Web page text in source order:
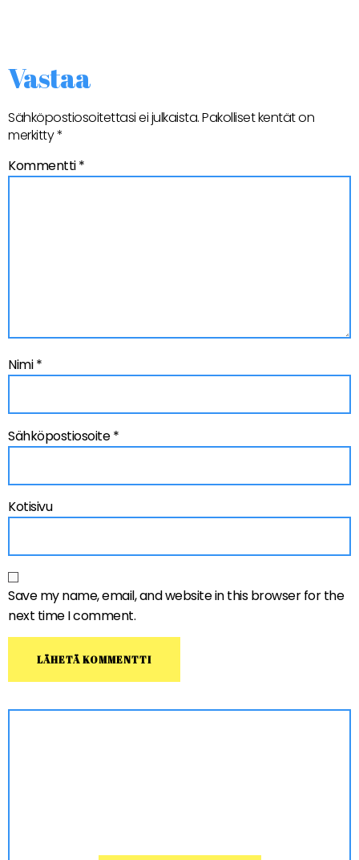
Vastaa
Sähköpostiosoitettasi ei julkaista.Pakolliset kentät on
merkitty*
Kommentti*
Nimi*
Sähköpostiosoite*
Kotisivu
Save my name, email, and website in this browser for the
next time I comment.